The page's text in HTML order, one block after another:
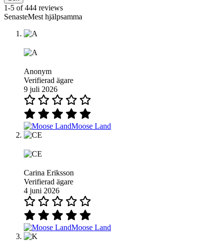
1-5 of 444 reviews
SenasteMest hjälpsamma
Anonym
Verifierad ägare
9 juli 2026
Moose Land
Carina Eriksson
Verifierad ägare
4 juni 2026
Moose Land